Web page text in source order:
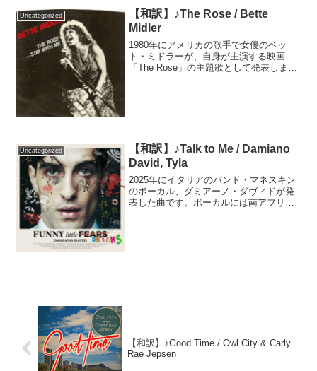
Uncategorized
【和訳】♪The Rose / Bette
Midler
1980年にアメリカの歌手で女優のベッ
ト・ミドラーが、自身が主演する映画
「The Rose」の主題歌として発表しまし
Uncategorized
【和訳】♪Talk to Me / Damiano
David, Tyla
2025年にイタリアのバンド・マネスキン
のボーカル、ダミアーノ・ダヴィドが発
表した曲です。ボーカルには南アフリカ
【和訳】♪Good Time / Owl City & Carly
Rae Jepsen